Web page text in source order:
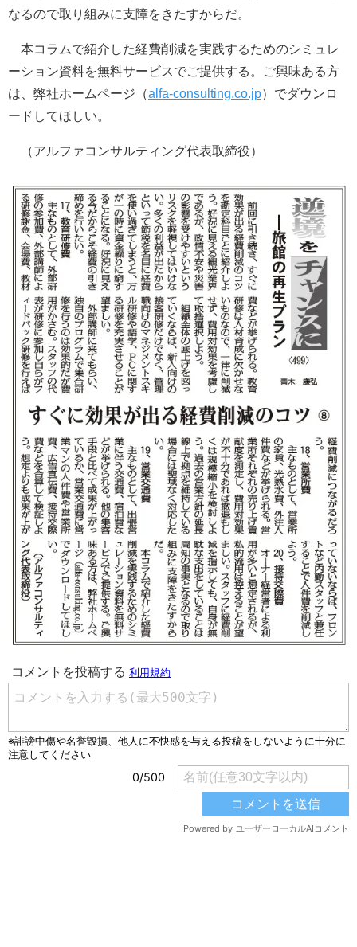
なるので取り組みに支障をきたすからだ。
本コラムで紹介した経費削減を実践するためのシミュレ
ーション資料を無料サービスでご提供する。ご興味ある方
は、弊社ホームページ（alfa-consulting.co.jp）でダウンロ
ードしてほしい。
（アルファコンサルティング代表取締役）